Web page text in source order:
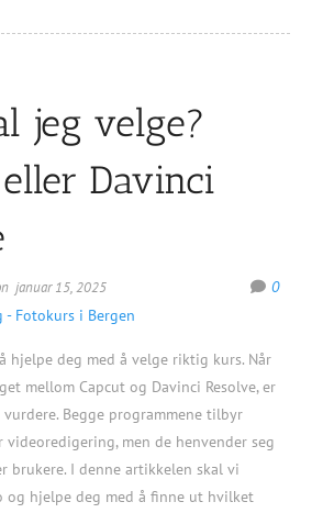
jeg velge?
Davinci
januar 15, 2025
0
- Fotokurs i Bergen
hjelpe deg med å velge riktig kurs. Når
mellom Capcut og Davinci Resolve, er
Begge programmene tilbyr
men de henvender seg
brukere. I denne artikkelen skal vi
og hjelpe deg med å finne ut hvilket